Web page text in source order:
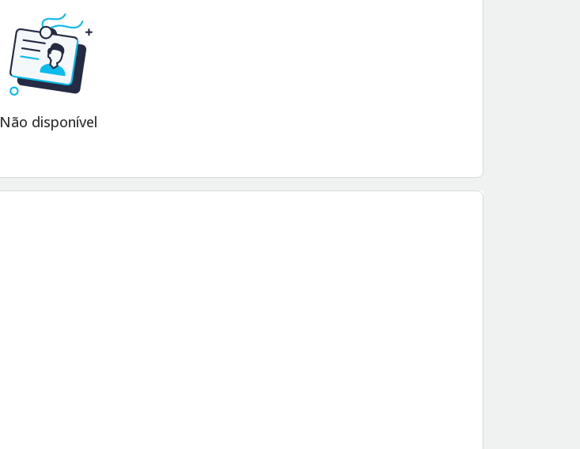
Não disponível